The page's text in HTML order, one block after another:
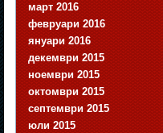
март 2016
февруари 2016
януари 2016
декември 2015
ноември 2015
октомври 2015
септември 2015
юли 2015